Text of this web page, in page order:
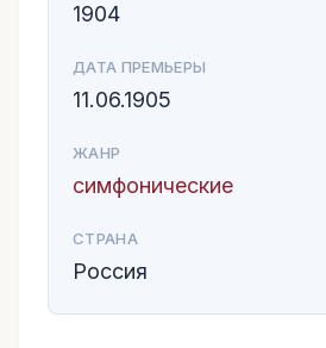
1904
ДАТА ПРЕМЬЕРЫ
11.06.1905
ЖАНР
симфонические
СТРАНА
Россия